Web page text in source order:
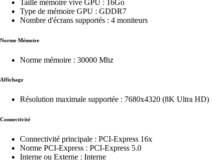
Taille mémoire vive GPU : 16Go
Type de mémoire GPU : GDDR7
Nombre d'écrans supportés : 4 moniteurs
Norme Mémoire
Norme mémoire : 30000 Mhz
Affichage
Résolution maximale supportée : 7680x4320 (8K Ultra HD)
Connectivité
Connectivité principale : PCI-Express 16x
Norme PCI-Express : PCI-Express 5.0
Interne ou Externe : Interne